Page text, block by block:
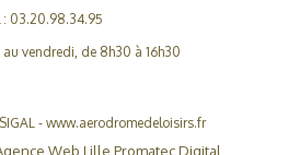
: 03.20.98.34.95
vendredi, de 8h30 à 16h30
- www.aerodromedeloisirs.fr
Web Lille Promatec Digital